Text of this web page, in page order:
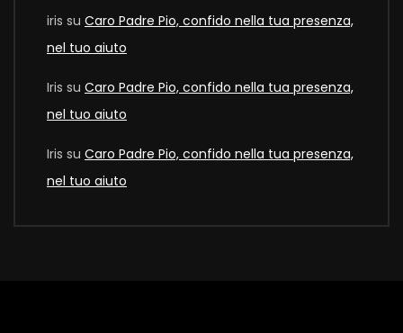
iris su Caro Padre Pio, confido nella tua presenza,
nel tuo aiuto
Iris su Caro Padre Pio, confido nella tua presenza,
nel tuo aiuto
Iris su Caro Padre Pio, confido nella tua presenza,
nel tuo aiuto